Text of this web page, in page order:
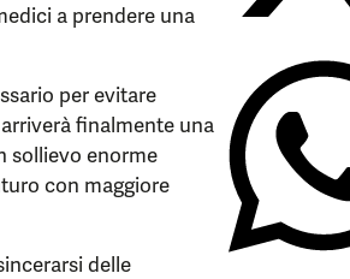
a prendere una
per evitare
finalmente una
sollievo enorme
con maggiore
delle